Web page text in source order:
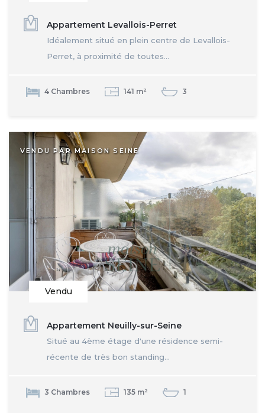
Appartement Levallois-Perret
Idéalement situé en plein centre de Levallois-
Perret, à proximité de toutes...
4 Chambres 141 m² 3
VENDU PAR MAISON SEINE
Vendu
Appartement Neuilly-sur-Seine
Situé au 4ème étage d'une résidence semi-
récente de très bon standing...
3 Chambres 135 m² 1